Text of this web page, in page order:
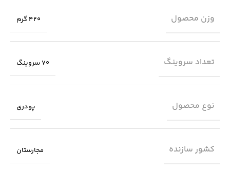
وزن محصول 420 گرم
تعداد سروینگ 70 سروینگ
نوع محصول پودری
کشور سازنده مجارستان